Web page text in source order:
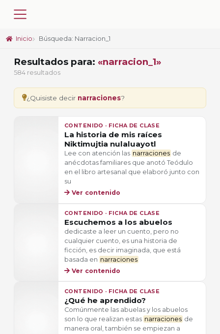
Inicio Búsqueda: Narracion_1
Resultados para: «narracion_1»
584 resultados
¿Quisiste decir narraciones?
CONTENIDO · FICHA DE CLASE
La historia de mis raíces
Niktimujtia nulaluayotl
Lee con atención las narraciones de
anécdotas familiares que anotó Teódulo
en el libro artesanal que elaboró junto con
su
Ver contenido
CONTENIDO · FICHA DE CLASE
Escuchemos a los abuelos
dedicaste a leer un cuento, pero no
cualquier cuento, es una historia de
ficción, es decir imaginada, que está
basada en narraciones
Ver contenido
CONTENIDO · FICHA DE CLASE
¿Qué he aprendido?
Comúnmente las abuelas y los abuelos
son lo que realizan estas narraciones de
manera oral, también se empiezan a